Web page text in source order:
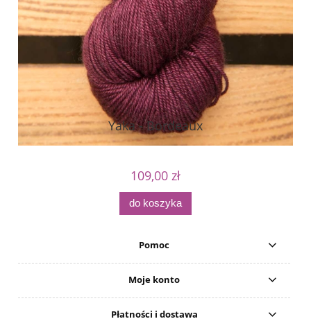
Yaka - Bordeaux
109,00 zł
do koszyka
Pomoc
Moje konto
Płatności i dostawa